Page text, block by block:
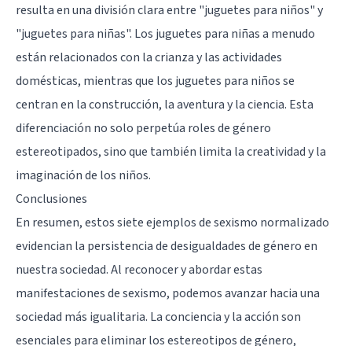
resulta en una división clara entre "juguetes para niños" y
"juguetes para niñas". Los juguetes para niñas a menudo
están relacionados con la crianza y las actividades
domésticas, mientras que los juguetes para niños se
centran en la construcción, la aventura y la ciencia. Esta
diferenciación no solo perpetúa roles de género
estereotipados, sino que también limita la creatividad y la
imaginación de los niños.
Conclusiones
En resumen, estos siete ejemplos de sexismo normalizado
evidencian la persistencia de desigualdades de género en
nuestra sociedad. Al reconocer y abordar estas
manifestaciones de sexismo, podemos avanzar hacia una
sociedad más igualitaria. La conciencia y la acción son
esenciales para eliminar los estereotipos de género,